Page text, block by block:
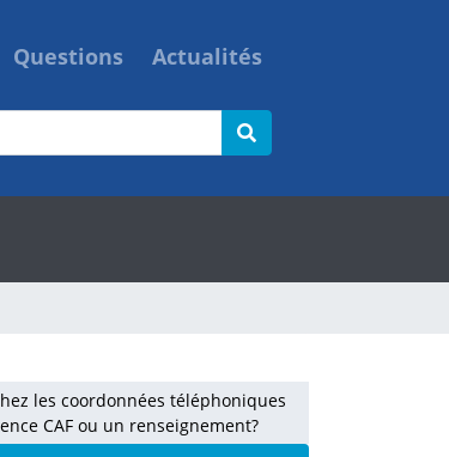
Questions Actualités
les coordonnées téléphoniques
CAF ou un renseignement?